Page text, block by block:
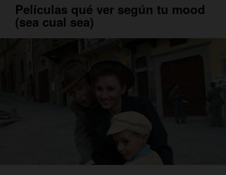
Películas qué ver según tu mood
(sea cual sea)